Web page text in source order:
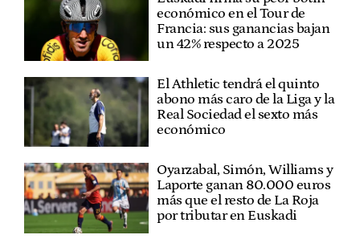
económico en el Tour de
Francia: sus ganancias bajan
un 42% respecto a 2025
El Athletic tendrá el quinto
abono más caro de la Liga y la
Real Sociedad el sexto más
económico
Oyarzabal, Simón, Williams y
Laporte ganan 80.000 euros
más que el resto de La Roja
por tributar en Euskadi